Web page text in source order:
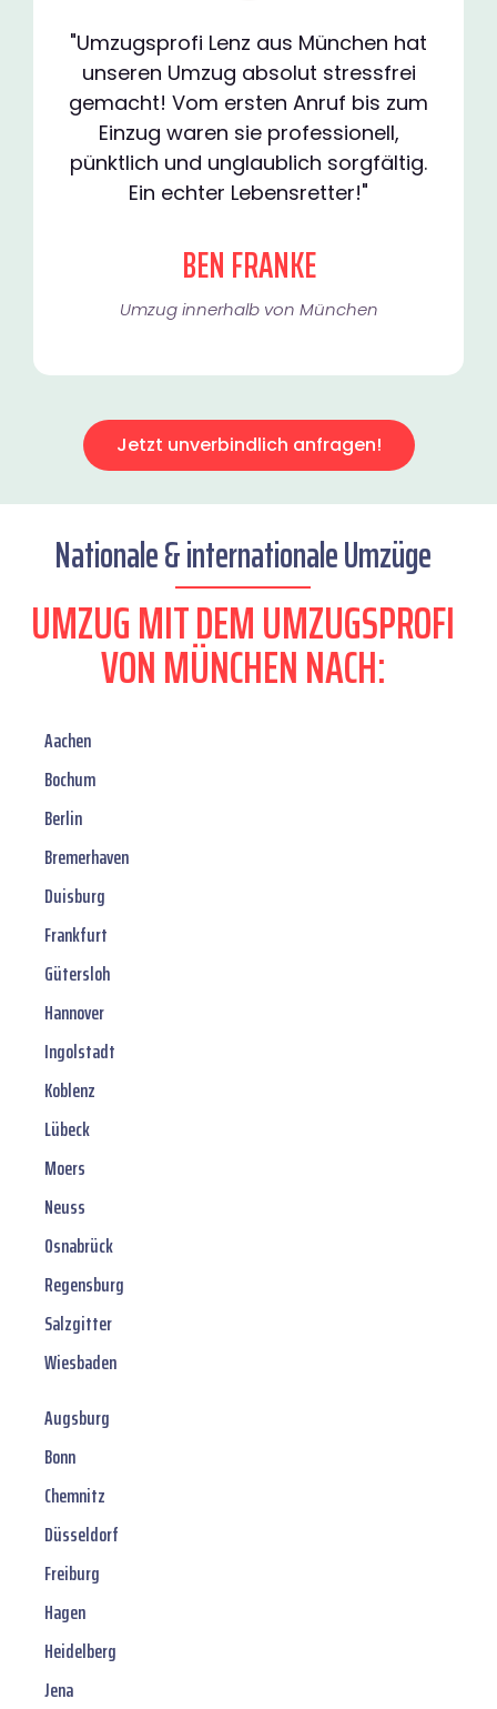
"Umzugsprofi Lenz aus München hat
unseren Umzug absolut stressfrei
gemacht! Vom ersten Anruf bis zum
Einzug waren sie professionell,
pünktlich und unglaublich sorgfältig.
Ein echter Lebensretter!"
BEN FRANKE
Umzug innerhalb von München​
Jetzt unverbindlich anfragen!
Nationale & internationale Umzüge
UMZUG MIT DEM UMZUGSPROFI
VON MÜNCHEN NACH:
Aachen
Bochum
Berlin
Bremerhaven
Duisburg
Frankfurt
Gütersloh
Hannover
Ingolstadt
Koblenz
Lübeck
Moers
Neuss
Osnabrück
Regensburg
Salzgitter
Wiesbaden
Augsburg
Bonn
Chemnitz
Düsseldorf
Freiburg
Hagen
Heidelberg
Jena